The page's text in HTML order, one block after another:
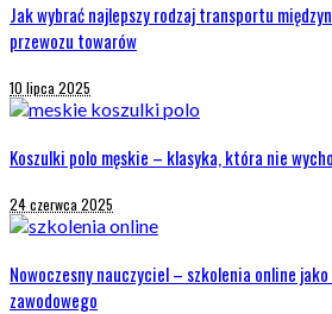
Jak wybrać najlepszy rodzaj transportu
przewozu towarów
10 lipca 2025
Koszulki polo męskie – klasyka, która nie
24 czerwca 2025
Nowoczesny nauczyciel – szkolenia online
zawodowego